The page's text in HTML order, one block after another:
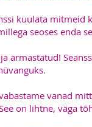
kuulata
seoses enda
armastatud!
vanad
on lihtne, väga